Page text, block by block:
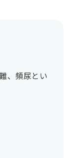
、頻尿とい